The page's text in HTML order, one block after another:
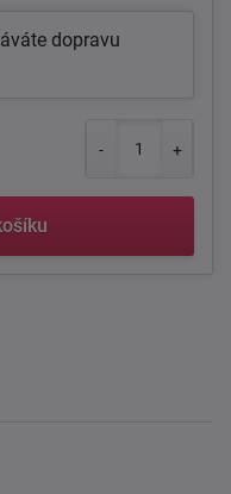
dopravu